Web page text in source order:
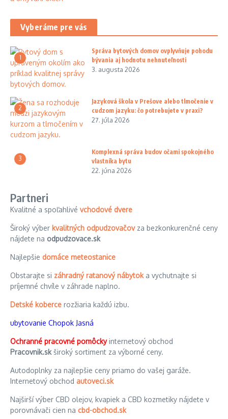
Vyberáme pre vás
1
Správa bytových domov ovplyvňuje pohodu
bývania aj hodnotu nehnuteľnosti
3. augusta 2026
2
Jazyková škola v Prešove alebo tlmočenie v
cudzom jazyku: čo potrebujete v praxi?
27. júla 2026
3
Komplexná správa budov očami spokojného
vlastníka bytu
22. júna 2026
Partneri
Kvalitné a spoľahlivé vchodové dvere
Široký výber kvalitných odpudzovačovza bezkonkurenčné ceny
nájdete na odpudzovace.sk
Najlepšie domáce meteostanice
Obstarajte si záhradný ratanový nábytoka vychutnajte si
príjemné chvíle v záhrade naplno.
Detské koberce rozžiaria každú izbu.
ubytovanie Chopok Jasná
Ochranné pracovné pomôckyinternetový obchod
Pracovnik.skširoký sortiment za výborné ceny.
Autodoplnky za najlepšie ceny priamo do vašej garáže.
Internetový obchod autoveci.sk
Najširší výber CBD olejov, kvapiek a CBD kozmetiky nájdete v
porovnávači cien na cbd-obchod.sk